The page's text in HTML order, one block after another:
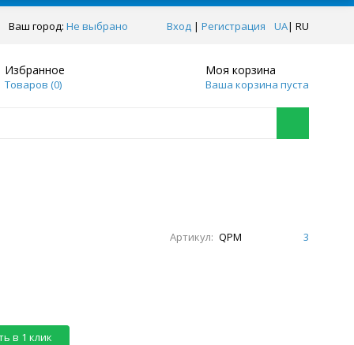
Ваш город: Не выбрано Вход | Регистрация UA| RU
Избранное
Товаров (0)
Моя корзина
Ваша корзина пуста
Артикул: QPM 3
в 1 клик